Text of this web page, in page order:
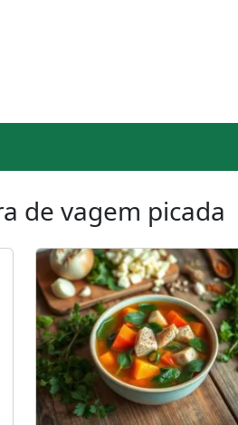
de vagem picada